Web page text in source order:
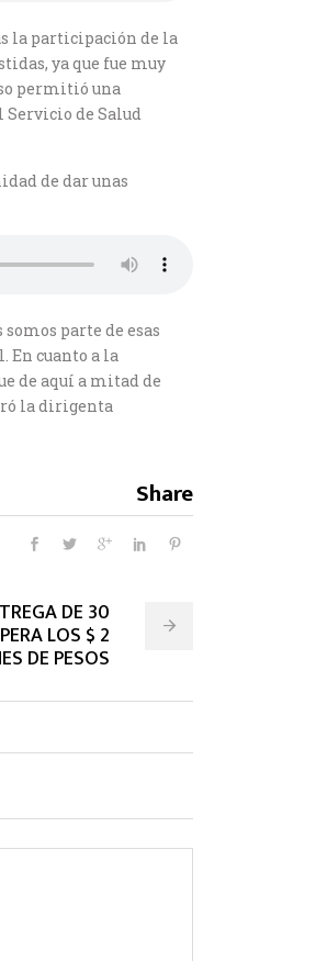
la participación de la
ya que fue muy
permitió una
Servicio de Salud
de dar unas
parte de esas
En cuanto a la
de aquí a mitad de
la dirigenta
Share
DE 30
LOS $ 2
DE PESOS